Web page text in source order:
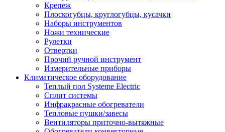
Крепеж
Плоскогубцы, круглогубцы, кусачки
Наборы инструментов
Ножи технические
Рулетки
Отвертки
Прочий ручной инструмент
Измерительные приборы
Климатическое оборудование
Теплый пол Systeme Electric
Сплит системы
Инфракрасные обогреватели
Тепловые пушки/завесы
Вентиляторы приточно-вытяжные